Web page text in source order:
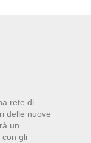
rete di
delle nuove
un
gli